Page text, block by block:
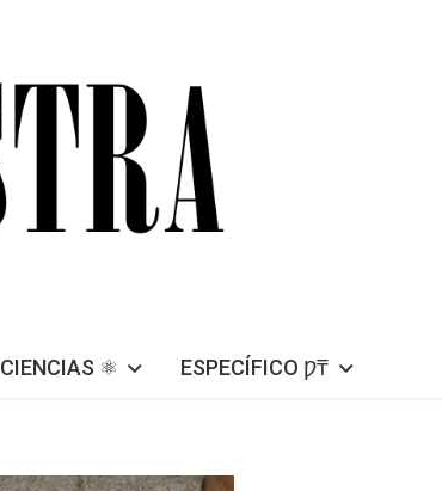
CIENCIAS ⚛︎ ESPECÍFICO Ƿ₸